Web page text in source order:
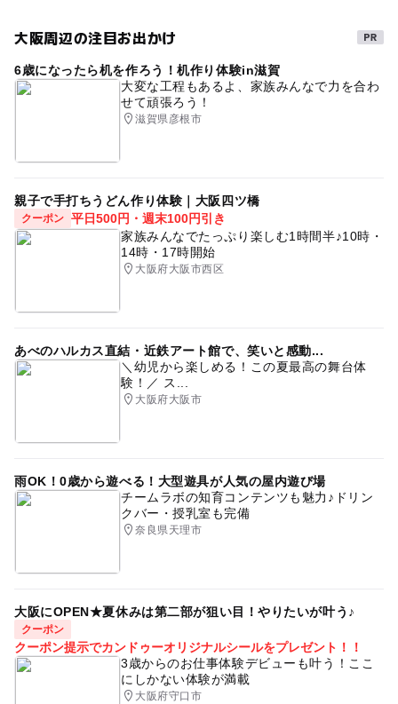
大阪周辺の注目お出かけ
6歳になったら机を作ろう！机作り体験in滋賀
大変な工程もあるよ、家族みんなで力を合わ
せて頑張ろう！
滋賀県彦根市
親子で手打ちうどん作り体験｜大阪四ツ橋
クーポン 平日500円・週末100円引き
家族みんなでたっぷり楽しむ1時間半♪10時・
14時・17時開始
大阪府大阪市西区
あべのハルカス直結・近鉄アート館で、笑いと感動...
＼幼児から楽しめる！この夏最高の舞台体
験！／ ス...
大阪府大阪市
雨OK！0歳から遊べる！大型遊具が人気の屋内遊び場
チームラボの知育コンテンツも魅力♪ドリン
クバー・授乳室も完備
奈良県天理市
大阪にOPEN★夏休みは第二部が狙い目！やりたいが叶う♪
クーポン
クーポン提示でカンドゥーオリジナルシールをプレゼント！！
3歳からのお仕事体験デビューも叶う！ここ
にしかない体験が満載
大阪府守口市